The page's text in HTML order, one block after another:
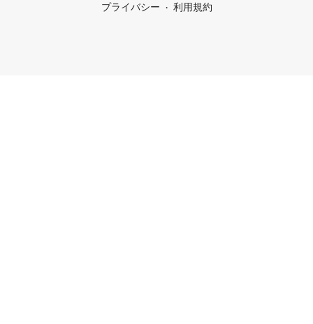
プライバシー
利用規約